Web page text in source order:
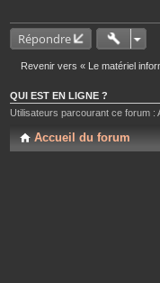
o
p
h
e
Répondre
Revenir vers « Le matériel
QUI EST EN LIGNE ?
Utilisateurs parcourant ce forum :
Accueil du forum